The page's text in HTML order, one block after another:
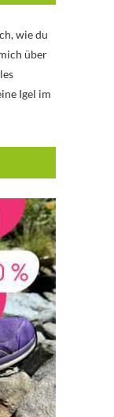
wie du
über
Igel im